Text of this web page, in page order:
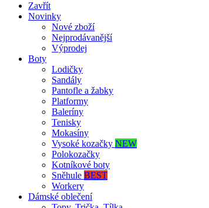
Zavřít
Novinky
Nové zboží
Nejprodávanější
Výprodej
Boty
Lodičky
Sandály
Pantofle a žabky
Platformy
Baleríny
Tenisky
Mokasíny
Vysoké kozačky NEW
Polokozačky
Kotníkové boty
Sněhule BEST
Workery
Dámské oblečení